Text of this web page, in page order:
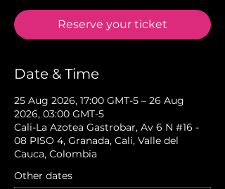
Reserve your ticket
Date & Time
25 Aug 2026, 17:00 GMT-5 – 26 Aug
2026, 03:00 GMT-5
Cali-La Azotea Gastrobar, Av 6 N #16 -
08 PISO 4, Granada, Cali, Valle del
Cauca, Colombia
Other dates